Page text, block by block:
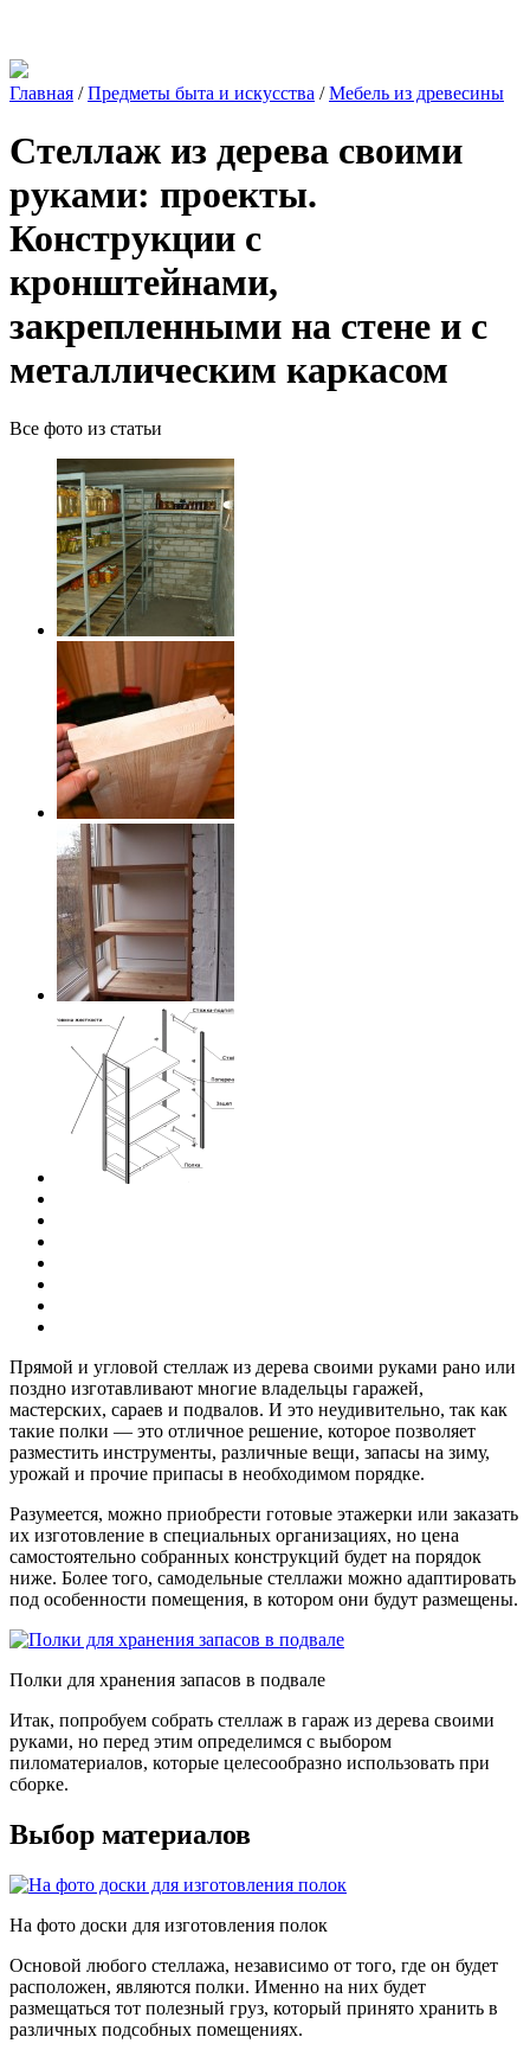
Главная /Предметы быта и искусства /Мебель из древесины
Стеллаж из дерева своими
руками: проекты.
Конструкции с
кронштейнами,
закрепленными на стене и с
металлическим каркасом
Все фото из статьи
Прямой и угловой стеллаж из дерева своими руками рано или
поздно изготавливают многие владельцы гаражей,
мастерских, сараев и подвалов. И это неудивительно, так как
такие полки — это отличное решение, которое позволяет
разместить инструменты, различные вещи, запасы на зиму,
урожай и прочие припасы в необходимом порядке.
Разумеется, можно приобрести готовые этажерки или заказать
их изготовление в специальных организациях, но цена
самостоятельно собранных конструкций будет на порядок
ниже. Более того, самодельные стеллажи можно адаптировать
под особенности помещения, в котором они будут размещены.
Полки для хранения запасов в подвале
Итак, попробуем собрать стеллаж в гараж из дерева своими
руками, но перед этим определимся с выбором
пиломатериалов, которые целесообразно использовать при
сборке.
Выбор материалов
На фото доски для изготовления полок
Основой любого стеллажа, независимо от того, где он будет
расположен, являются полки. Именно на них будет
размещаться тот полезный груз, который принято хранить в
различных подсобных помещениях.